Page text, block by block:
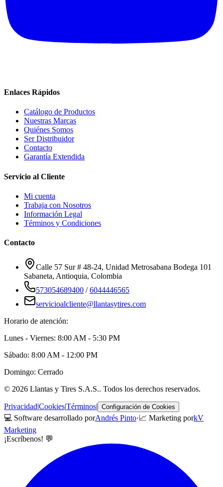
Enlaces Rápidos
Catálogo de Productos
Nuestras Marcas
Quiénes Somos
Ser Distribuidor
Contacto
Garantía Extendida
Servicio al Cliente
Mi cuenta
Trabaja con Nosotros
Información Legal
Términos y Condiciones
Contacto
Calle 57 Sur # 48-24, Unidad Metrosabana Bodega 101
Sabaneta, Antioquia, Colombia
573054689400 /6044446565
servicioalcliente@llantasytires.com
Horario de atención:
Lunes - Viernes: 8:00 AM - 5:30 PM
Sábado: 8:00 AM - 12:00 PM
Domingo: Cerrado
© 2026 Llantas y Tires S.A.S.. Todos los derechos reservados.
Privacidad|Cookies|Términos| Configuración de Cookies
💻 Software desarrollado porAndrés Pinto·📈 Marketing porkV
Marketing
¡Escríbenos! 💬